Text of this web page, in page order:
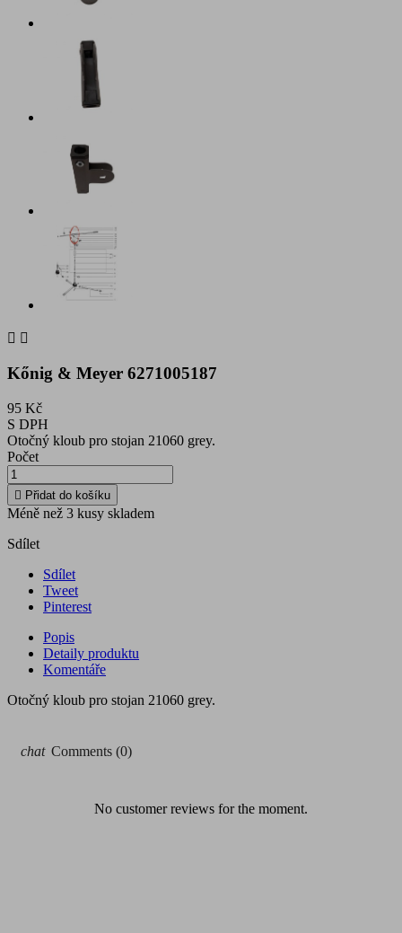
 
Kőnig & Meyer 6271005187
95 Kč
S DPH
Otočný kloub pro stojan 21060 grey.
Počet
 Přidat do košíku
Méně než 3 kusy skladem
Sdílet
Sdílet
Tweet
Pinterest
Popis
Detaily produktu
Komentáře
Otočný kloub pro stojan 21060 grey.
chat Comments (0)
No customer reviews for the moment.